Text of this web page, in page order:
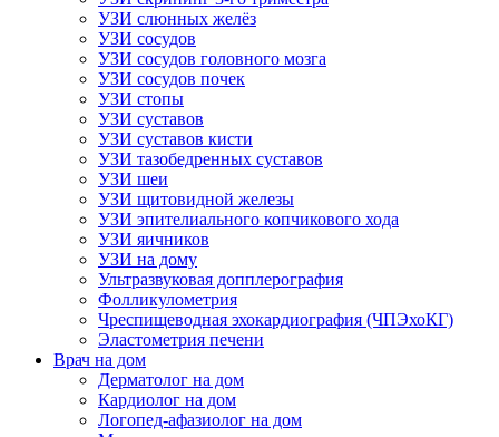
УЗИ слюнных желёз
УЗИ сосудов
УЗИ сосудов головного мозга
УЗИ сосудов почек
УЗИ стопы
УЗИ суставов
УЗИ суставов кисти
УЗИ тазобедренных суставов
УЗИ шеи
УЗИ щитовидной железы
УЗИ эпителиального копчикового хода
УЗИ яичников
УЗИ на дому
Ультразвуковая допплерография
Фолликулометрия
Чреспищеводная эхокардиография (ЧПЭхоКГ)
Эластометрия печени
Врач на дом
Дерматолог на дом
Кардиолог на дом
Логопед-афазиолог на дом